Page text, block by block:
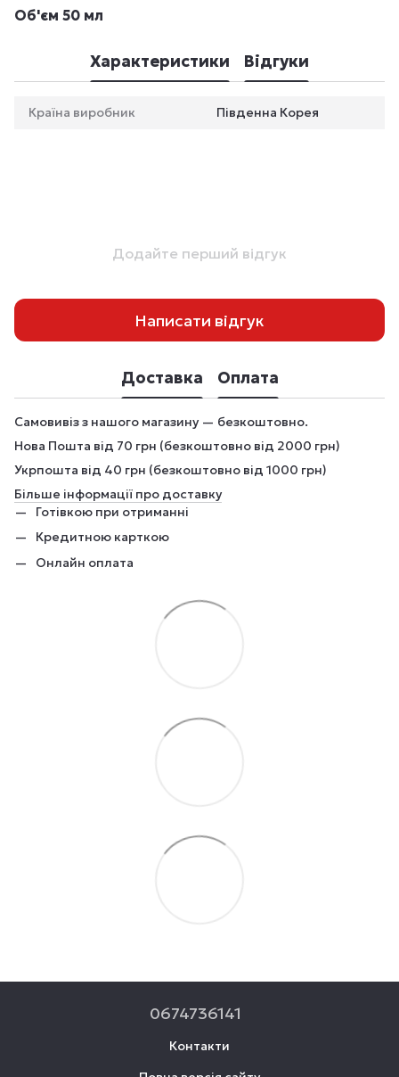
Об'єм 50 мл
Характеристики Відгуки
Країна виробник Південна Корея
Додайте перший відгук
Написати відгук
Доставка Оплата
Самовивіз з нашого магазину — безкоштовно.
Нова Пошта від 70 грн (безкоштовно від 2000 грн)
Укрпошта від 40 грн (безкоштовно від 1000 грн)
Більше інформації про доставку
Готівкою при отриманні
Кредитною карткою
Онлайн оплата
0674736141
Контакти